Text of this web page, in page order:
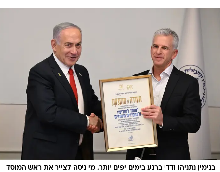
בנימין נתניהו ודדי ברנע בימים יפים יותר. מי ניסה לצייר את ראש המוסד